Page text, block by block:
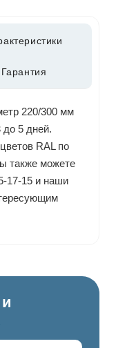
Гарантия
220/300 мм
до 5 дней.
RAL по
также можете
17-15 и наши